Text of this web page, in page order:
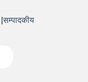
सम्पादकीय